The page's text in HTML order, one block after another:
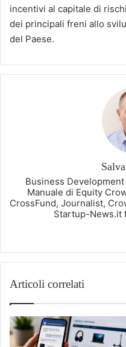
incentivi al capitale di
dei principali freni allo
del Paese.
Business
Manuale di Equity
CrossFund, Journalist,
Startup-News.it
Articoli correlati